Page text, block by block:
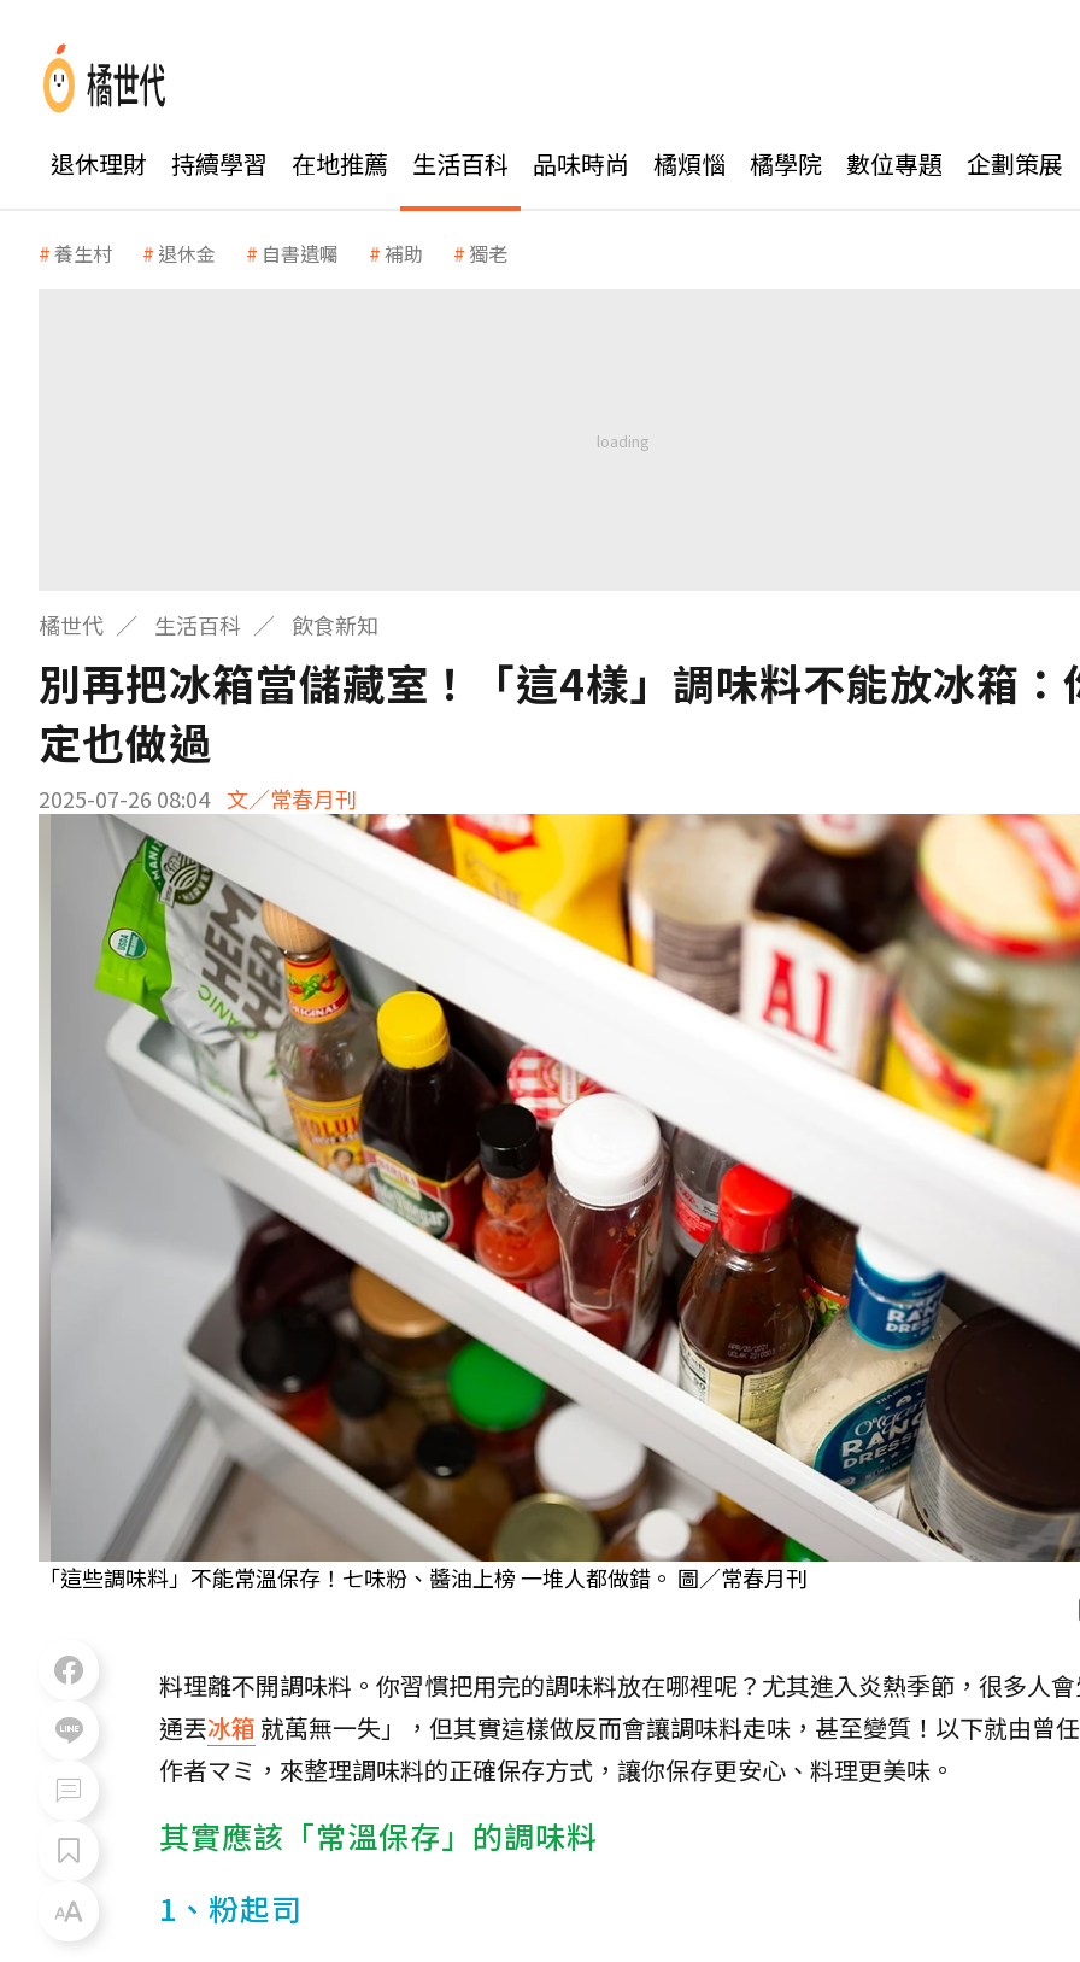
退休理財 持續學習 在地推薦 生活百科 品味時尚 橘煩惱 橘學院 數位專題 企劃策展
養生村 退休金 自書遺囑 補助 獨老
橘世代 生活百科 飲食新知
別再把冰箱當儲藏室！「這4樣」調味料不能放冰箱：
定也做過
2025-07-26 08:04 文／常春月刊
「這些調味料」不能常溫保存！七味粉、醬油上榜 一堆人都做錯。 圖／常春月刊
料理離不開調味料。你習慣把用完的調味料放在哪裡呢？尤其進入炎熱季節，很多人
通丟冰箱 就萬無一失」，但其實這樣做反而會讓調味料走味，甚至變質！以下就由曾
作者マミ，來整理調味料的正確保存方式，讓你保存更安心、料理更美味。
其實應該「常溫保存」的調味料
1、粉起司